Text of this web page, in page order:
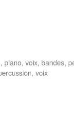
piano, voix, bandes,
voix